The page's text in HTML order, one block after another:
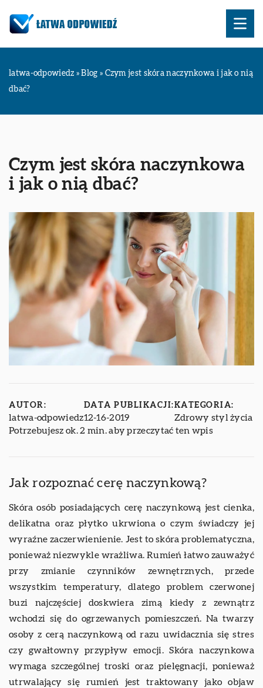
latwa-odpowiedz »Blog » Czym jest skóra naczynkowa i jak o nią
dbać?
Czym jest skóra naczynkowa
i jak o nią dbać?
AUTOR:
latwa-odpowiedz
DATA PUBLIKACJI:
12-16-2019
KATEGORIA:
Zdrowy styl życia
Potrzebujesz ok. 2 min. aby przeczytać ten wpis
Jak rozpoznać cerę naczynkową?
Skóra osób posiadających cerę naczynkową jest cienka,
delikatna oraz płytko ukrwiona o czym świadczy jej
wyraźne zaczerwienienie. Jest to skóra problematyczna,
ponieważ niezwykle wrażliwa. Rumień łatwo zauważyć
przy zmianie czynników zewnętrznych, przede
wszystkim temperatury, dlatego problem czerwonej
buzi najczęściej doskwiera zimą kiedy z zewnątrz
wchodzi się do ogrzewanych pomieszczeń. Na twarzy
osoby z cerą naczynkową od razu uwidacznia się stres
czy gwałtowny przypływ emocji. Skóra naczynkowa
wymaga szczególnej troski oraz pielęgnacji, ponieważ
utrwalający się rumień jest traktowany jako objaw